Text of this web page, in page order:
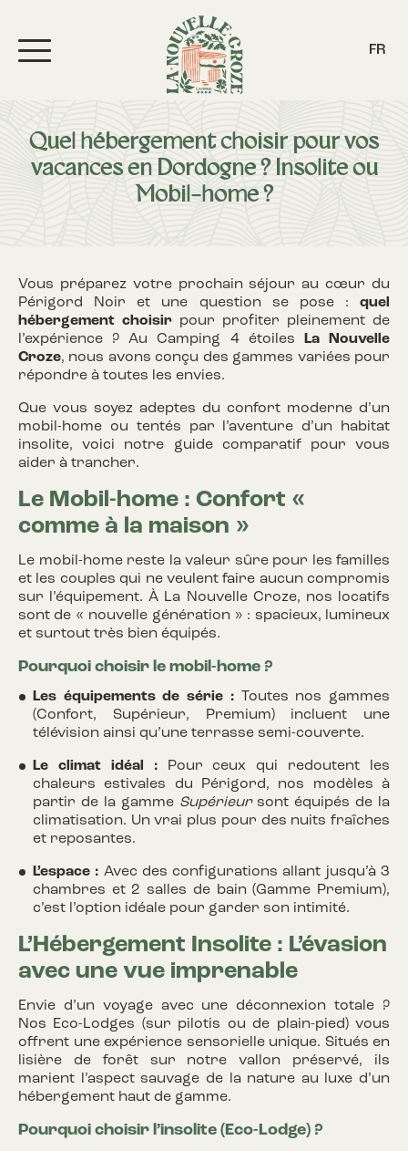
FR
Quel hébergement choisir pour vos
vacances en Dordogne ? Insolite ou
Mobil-home ?
Vous préparez votre prochain séjour au cœur du
Périgord Noir et une question se pose : quel
hébergement choisir pour profiter pleinement de
l’expérience ? Au Camping 4 étoiles La Nouvelle
Croze, nous avons conçu des gammes variées pour
répondre à toutes les envies.
Que vous soyez adeptes du confort moderne d’un
mobil-home ou tentés par l’aventure d’un habitat
insolite, voici notre guide comparatif pour vous
aider à trancher.
Le Mobil-home : Confort «
comme à la maison »
Le mobil-home reste la valeur sûre pour les familles
et les couples qui ne veulent faire aucun compromis
sur l’équipement. À La Nouvelle Croze, nos locatifs
sont de « nouvelle génération » : spacieux, lumineux
et surtout très bien équipés.
Pourquoi choisir le mobil-home ?
Les équipements de série :Toutes nos gammes
(Confort, Supérieur, Premium) incluent une
télévision ainsi qu’une terrasse semi-couverte.
Le climat idéal :Pour ceux qui redoutent les
chaleurs estivales du Périgord, nos modèles à
partir de la gamme Supérieursont équipés de la
climatisation. Un vrai plus pour des nuits fraîches
et reposantes.
L’espace : Avec des configurations allant jusqu’à 3
chambres et 2 salles de bain (Gamme Premium),
c’est l’option idéale pour garder son intimité.
L’Hébergement Insolite : L’évasion
avec une vue imprenable
Envie d’un voyage avec une déconnexion totale ?
Nos Eco-Lodges (sur pilotis ou de plain-pied) vous
offrent une expérience sensorielle unique. Situés en
lisière de forêt sur notre vallon préservé, ils
marient l’aspect sauvage de la nature au luxe d’un
hébergement haut de gamme.
Pourquoi choisir l’insolite (Eco-Lodge) ?